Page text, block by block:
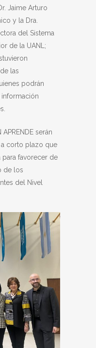
Jaime Arturo
y la Dra.
del Sistema
de la UANL;
las
podrán
serán
a corto plazo que
para favorecer de
de los
del Nivel